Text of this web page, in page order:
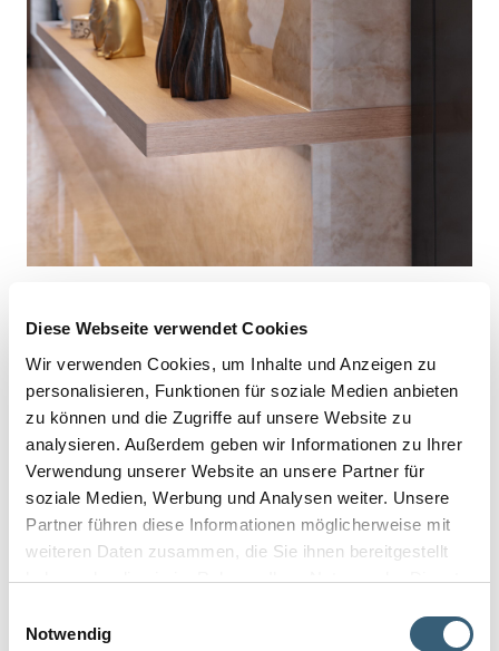
Diese Webseite verwendet Cookies
Wir verwenden Cookies, um Inhalte und Anzeigen zu
personalisieren, Funktionen für soziale Medien anbieten
zu können und die Zugriffe auf unsere Website zu
analysieren. Außerdem geben wir Informationen zu Ihrer
Verwendung unserer Website an unsere Partner für
soziale Medien, Werbung und Analysen weiter. Unsere
Partner führen diese Informationen möglicherweise mit
weiteren Daten zusammen, die Sie ihnen bereitgestellt
haben oder die sie im Rahmen Ihrer Nutzung der Dienste
Notwendig